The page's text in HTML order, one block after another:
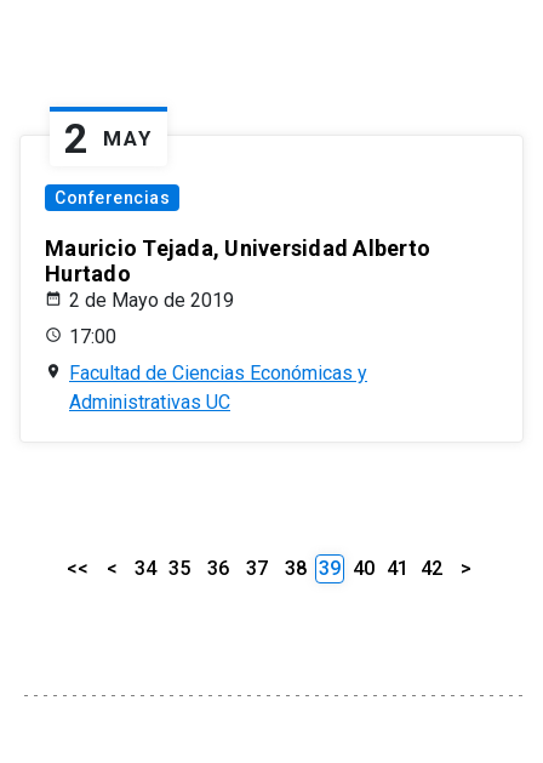
2 MAY
Conferencias
Mauricio Tejada, Universidad Alberto
Hurtado
2 de Mayo de 2019
17:00
Facultad de Ciencias Económicas y
Administrativas UC
<< < 34 35 36 37 38 39 40 41 42 >